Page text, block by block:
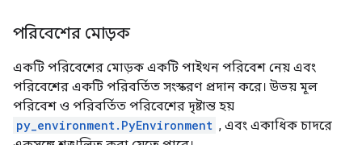
TimeStep(
{'discount': array(0., dtype=float32),
'observation': array([21], dtype=int32),
'reward': array(0., dtype=float32),
'step_type': array(2, dtype=int32)})
TimeStep(
{'discount': array(0., dtype=float32),
'observation': array([21], dtype=int32),
পরিবেশের মোড়ক
একটি পরিবেশের মোড়ক একটি পাইথন পরিবেশ নেয় এবং
পরিবেশের একটি পরিবর্তিত সংস্করণ প্রদান করে। উভয় মূল
পরিবেশ ও পরিবর্তিত পরিবেশের দৃষ্টান্ত হয়
py_environment.PyEnvironment , এবং একাধিক চাদরে